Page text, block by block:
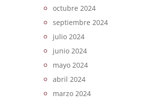
octubre 2024
septiembre 2024
julio 2024
junio 2024
mayo 2024
abril 2024
marzo 2024